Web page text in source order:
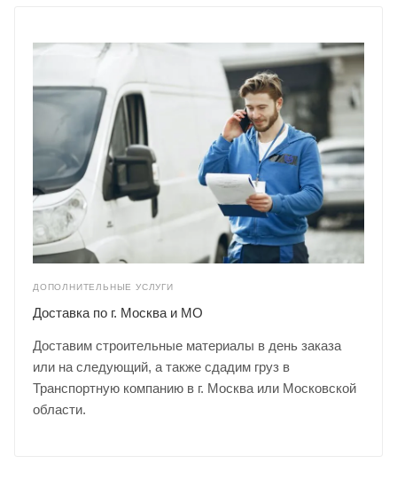
ДОПОЛНИТЕЛЬНЫЕ УСЛУГИ
Доставка по г. Москва и МО
Доставим строительные материалы в день заказа
или на следующий, а также сдадим груз в
Транспортную компанию в г. Москва или Московской
области.